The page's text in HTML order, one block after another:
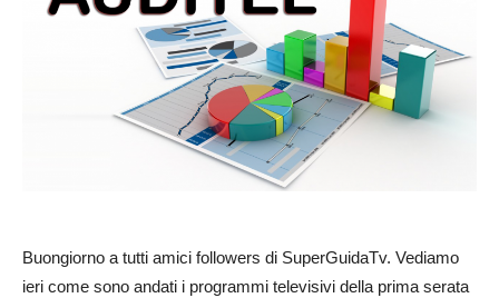
Buongiorno a tutti amici followers di SuperGuidaTv. Vediamo
ieri come sono andati i programmi televisivi della prima serata